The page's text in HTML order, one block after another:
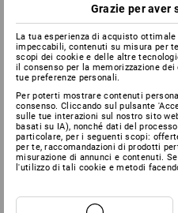
distinta di
Rimuovi
l’etichetta
consegna
Applica sul
hai trovato
Hubrise
Via Adua 33
13855
Postale o
Grazie per aver
La tua esperienza di acquisto
impeccabili, contenuti su misura per
scopi dei cookie e delle altre
il consenso per la memorizzazione
tue preferenze personali.
Per poterti mostrare contenuti
consenso. Cliccando sul pulsante
sulle tue interazioni sul nostro sito
basati su IA), nonché dati del
particolare, per i seguenti scopi:
per te, raccomandazioni di prodotti
misurazione di annunci e contenuti.
l'utilizzo di tali cookie e metodi